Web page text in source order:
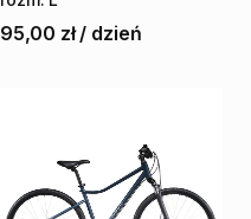
95,00 zł / dzień